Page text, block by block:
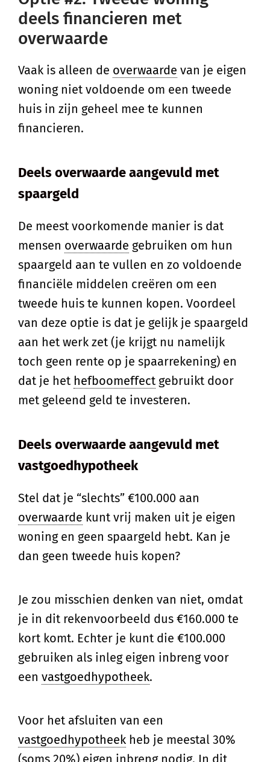
deels financieren met
overwaarde
Vaak is alleen de overwaarde van je eigen
woning niet voldoende om een tweede
huis in zijn geheel mee te kunnen
financieren.
Deels overwaarde aangevuld met
spaargeld
De meest voorkomende manier is dat
mensen overwaarde gebruiken om hun
spaargeld aan te vullen en zo voldoende
financiële middelen creëren om een
tweede huis te kunnen kopen. Voordeel
van deze optie is dat je gelijk je spaargeld
aan het werk zet (je krijgt nu namelijk
toch geen rente op je spaarrekening) en
dat je het hefboomeffect gebruikt door
met geleend geld te investeren.
Deels overwaarde aangevuld met
vastgoedhypotheek
Stel dat je “slechts” €100.000 aan
overwaarde kunt vrij maken uit je eigen
woning en geen spaargeld hebt. Kan je
dan geen tweede huis kopen?
Je zou misschien denken van niet, omdat
je in dit rekenvoorbeeld dus €160.000 te
kort komt. Echter je kunt die €100.000
gebruiken als inleg eigen inbreng voor
een vastgoedhypotheek.
Voor het afsluiten van een
vastgoedhypotheek heb je meestal 30%
(soms 20%) eigen inbreng nodig. In dit